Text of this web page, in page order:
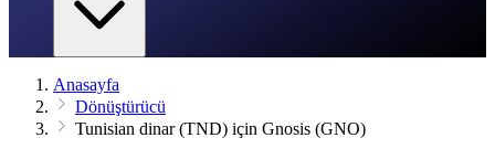
Anasayfa
Dönüştürücü
Tunisian dinar (TND) için Gnosis (GNO)